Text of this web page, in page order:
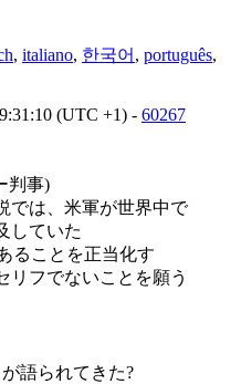
, italiano, 한국어 , português,
(UTC +1) - 60267
判事)
では、米軍が世界中で
していた
ることを正当化す
リフでないことを願う
語られてきた?